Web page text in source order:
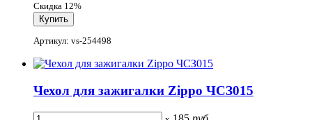
Скидка 12%
Артикул: vs-254498
Чехол для зажигалки Zippo ЧСЗ015